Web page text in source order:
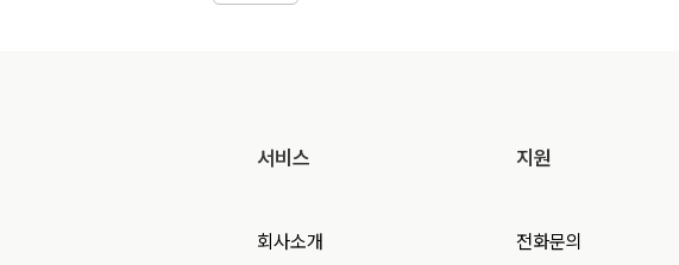
서비스
회사소개
지원
전화문의